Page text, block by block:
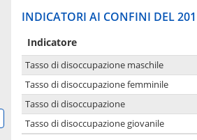
INDICATORI AI CONFINI DEL
Indicatore
Tasso di disoccupazione maschile
Tasso di disoccupazione femminile
Tasso di disoccupazione
Tasso di disoccupazione giovanile